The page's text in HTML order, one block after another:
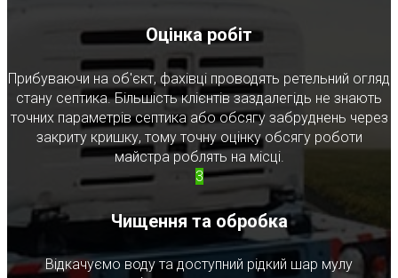
Оцінка робіт
Прибуваючи на об'єкт, фахівці проводять ретельний огляд
стану септика. Більшість клієнтів заздалегідь не знають
точних параметрів септика або обсягу забруднень через
закриту кришку, тому точну оцінку обсягу роботи
майстра роблять на місці.
3
Чищення та обробка
Відкачуємо воду та доступний рідкий шар мулу